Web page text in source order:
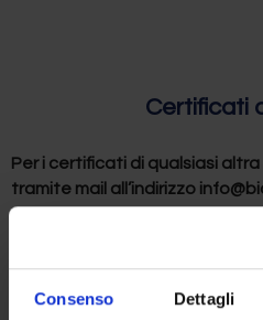
Consenso Dettagli
Certificati
Per i certificati di qualsiasi
tramite mail all’indirizzo